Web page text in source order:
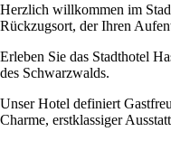
Herzlich willkommen im
Rückzugsort, der Ihren
Erleben Sie das Stadthotel
des Schwarzwalds.
Unser Hotel definiert
Charme, erstklassiger